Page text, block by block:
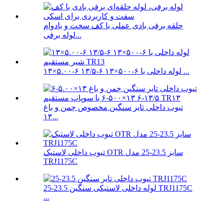
حلقه برفی بادی عملی با کف سخت و بادوام
لوله برفی...
۱۳×۵.۰۰-۶ ۱۳/۵-۶ ۱۳×۵۰۰-۶ لوله داخلی با ...
تیوب داخلی تایر سنگین مخصوص چمن و باغ
۱۳...
تیوب داخلی لاستیک OTR سایز 23.5-25 مدل
TRJ1175C
لوله داخلی لاستیکی سنگین 23.5-25 TRJ1175C
...